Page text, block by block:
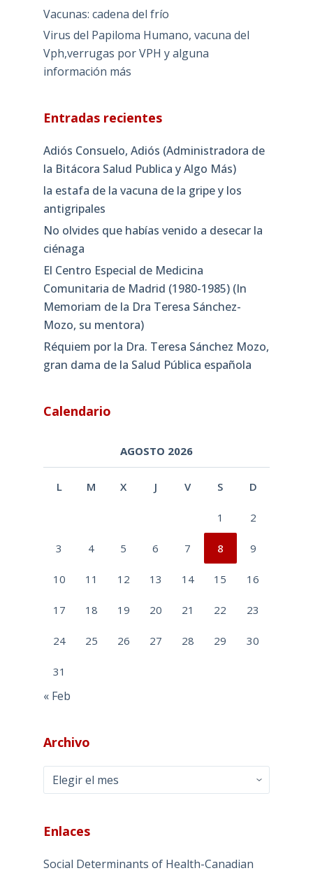
Vacunas: cadena del frío
Virus del Papiloma Humano, vacuna del
Vph,verrugas por VPH y alguna
información más
Entradas recientes
Adiós Consuelo, Adiós (Administradora de
la Bitácora Salud Publica y Algo Más)
la estafa de la vacuna de la gripe y los
antigripales
No olvides que habías venido a desecar la
ciénaga
El Centro Especial de Medicina
Comunitaria de Madrid (1980-1985) (In
Memoriam de la Dra Teresa Sánchez-
Mozo, su mentora)
Réquiem por la Dra. Teresa Sánchez Mozo,
gran dama de la Salud Pública española
Calendario
AGOSTO 2026
L M X J V S D
1 2
3 4 5 6 7 8 9
10 11 12 13 14 15 16
17 18 19 20 21 22 23
24 25 26 27 28 29 30
31
« Feb
Archivo
Archivo
Enlaces
Social Determinants of Health-Canadian